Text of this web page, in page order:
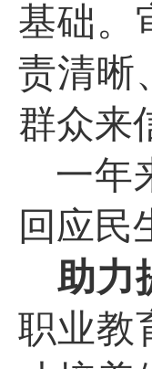
基础。
责清晰
群众来
一年
回应民
助力
职业教